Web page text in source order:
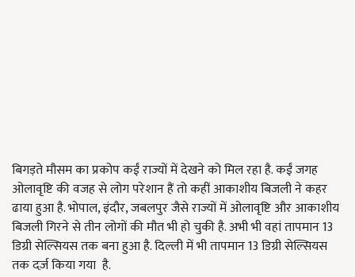
बिगड़ते मौसम का प्रकोप कईं राज्यों में देखने को मिल रहा है. कईं जगह
ओलावृष्टि की वजह से लोग परेशान हैं तो कहीं आकाशीय बिजली ने कहर
ढाया हुआ है. भोपाल, इंदौर, जबलपुर जैसे राज्यों में ओलावृष्टि और आकाशीय
बिजली गिरने से तीन लोगों की मौत भी हो चुकी है. अभी भी वहां तापमान 13
डिग्री सेल्सियस तक बना हुआ है. दिल्ली में भी तापमान 13 डिग्री सेल्सियस
तक दर्ज़ किया गया है.